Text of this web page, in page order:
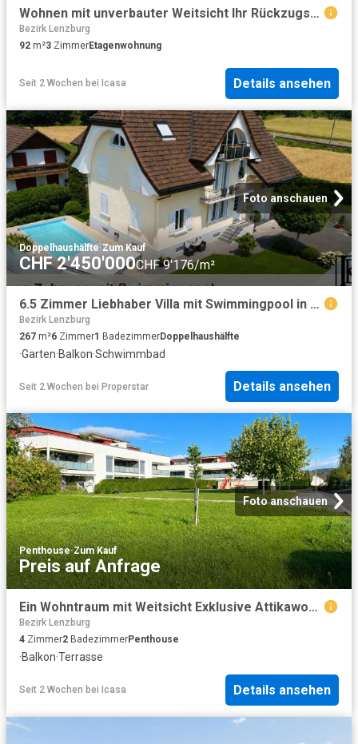
Wohnen mit unverbauter Weitsicht Ihr Rückzugsort in Dintikon
Bezirk Lenzburg
92 m²3 ZimmerEtagenwohnung
Seit 2 Wochen bei Icasa Details ansehen
Foto anschauen
Doppelhaushälfte·Zum Kauf
CHF 2'450'000CHF 9'176/m²
6.5 Zimmer Liebhaber Villa mit Swimmingpool in Seon
Bezirk Lenzburg
267 m²6 Zimmer1 BadezimmerDoppelhaushälfte
·Garten·Balkon·Schwimmbad
Seit 2 Wochen bei Properstar Details ansehen
Foto anschauen
Penthouse·Zum Kauf
Preis auf Anfrage
Ein Wohntraum mit Weitsicht Exklusive Attikawohnung mit grosser Terrasse und Blick auf das Schloss Lenzburg
Bezirk Lenzburg
4 Zimmer2 BadezimmerPenthouse
·Balkon·Terrasse
Seit 2 Wochen bei Icasa Details ansehen